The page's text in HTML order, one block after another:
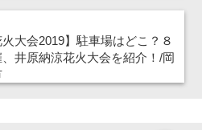
火大会2019】駐車場はどこ？８
、井原納涼花火大会を紹介！/岡